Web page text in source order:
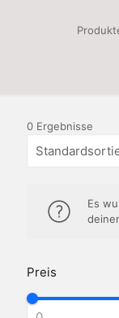
Preis
0 Ergebnisse
Es